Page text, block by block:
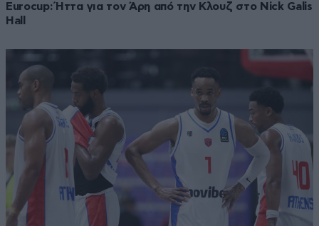
Eurocup: Ήττα για τον Άρη από την Κλουζ στο Nick Galis
Hall